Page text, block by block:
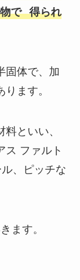
で
得られ
固体で、加
ます。
といい、
ス ファルト
、ピッチな
ます。